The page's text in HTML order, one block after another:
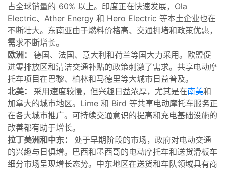
占全球销量的 60% 以上。印度正在快速发展，Ola
Electric、Ather Energy 和 Hero Electric 等本土企业也在
不断壮大。东南亚由于燃料价格高、交通拥堵和政策优惠，
需求不断增长。
欧洲： 德国、法国、意大利和荷兰等国大力采用。欧盟促
进零排放区和清洁交通补贴的政策刺激了需求。共享电动摩
托车项目在巴黎、柏林和马德里等大城市日益普及。
北美： 采用速度较慢，但兴趣日益浓厚，尤其是在南美和
加拿大的城市地区。Lime 和 Bird 等共享电动摩托车服务正
在各大城市推广。可持续交通意识的提高和充电基础设施的
改善都有助于增长。
拉丁美洲和中东： 处于早期阶段的市场，政府对电动交通
的兴趣与日俱增。巴西和墨西哥的电动摩托车和送货滑板车
细分市场呈现增长态势。中东地区在送货和车队领域具有商